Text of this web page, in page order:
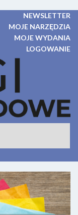
NEWSLETTER
MOJE NARZĘDZIA
MOJE WYDANIA
LOGOWANIE